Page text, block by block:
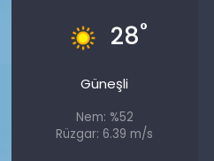
28°
Güneşli
Nem: %52
Rüzgar: 6.39 m/s